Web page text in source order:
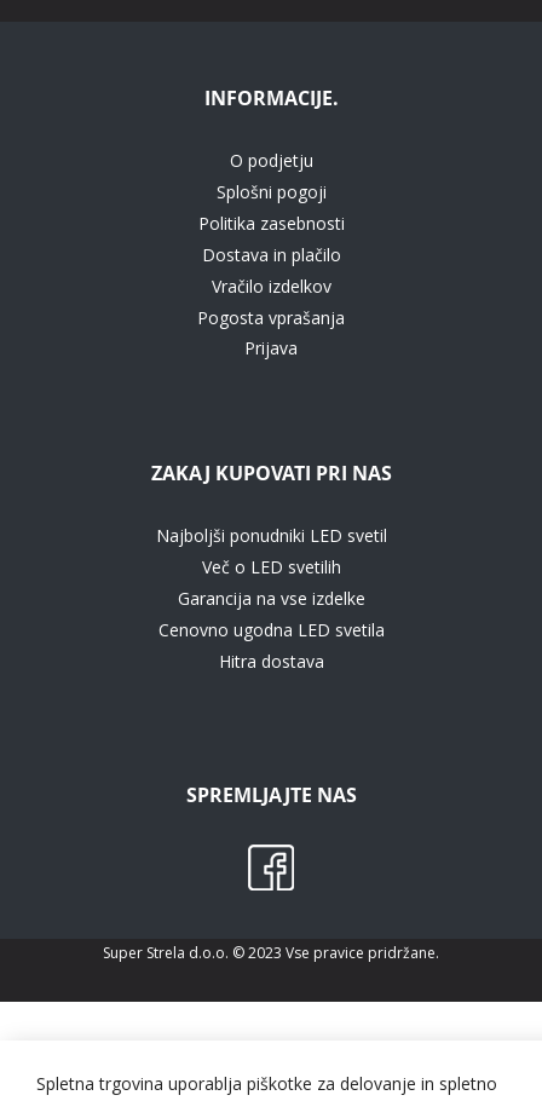
INFORMACIJE.
O podjetju
Splošni pogoji
Politika zasebnosti
Dostava in plačilo
Vračilo izdelkov
Pogosta vprašanja
Prijava
ZAKAJ KUPOVATI PRI NAS
Najboljši ponudniki LED svetil
Več o LED svetilih
Garancija na vse izdelke
Cenovno ugodna LED svetila
Hitra dostava
SPREMLJAJTE NAS
Super Strela d.o.o. © 2023 Vse pravice pridržane.
Spletna trgovina uporablja piškotke za delovanje in spletno